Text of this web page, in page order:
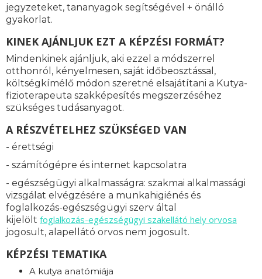
jegyzeteket, tananyagok segítségével + önálló
gyakorlat.
KINEK AJÁNLJUK EZT A KÉPZÉSI FORMÁT?
Mindenkinek ajánljuk, aki ezzel a módszerrel
otthonról, kényelmesen, saját időbeosztással,
költségkímélő módon szeretné elsajátítani a Kutya-
fizioterapeuta szakképesítés megszerzéséhez
szükséges tudásanyagot.
A RÉSZVÉTELHEZ SZÜKSÉGED VAN
- érettségi
- számítógépre és internet kapcsolatra
- egészségügyi alkalmasságra: szakmai alkalmassági
vizsgálat elvégzésére a munkahigiénés és
foglalkozás-egészségügyi szerv által
kijelölt foglalkozás-egészségügyi szakellátó hely orvosa
jogosult, alapellátó orvos nem jogosult.
KÉPZÉSI TEMATIKA
A kutya anatómiája